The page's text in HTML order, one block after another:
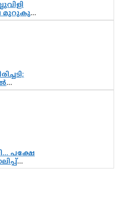
മുറുകുന്നു;
ഇനി ചോദ്യം
അല്ല
സർക്കാർ
പക്ഷേ